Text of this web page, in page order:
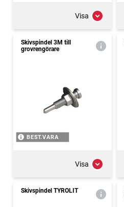
Visa
Skivspindel 3M till
grovrengörare
BEST.VARA
Visa
Skivspindel TYROLIT